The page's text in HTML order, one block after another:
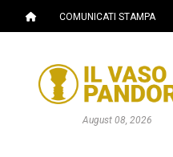
COMUNICATI STAMPA
August 08, 2026